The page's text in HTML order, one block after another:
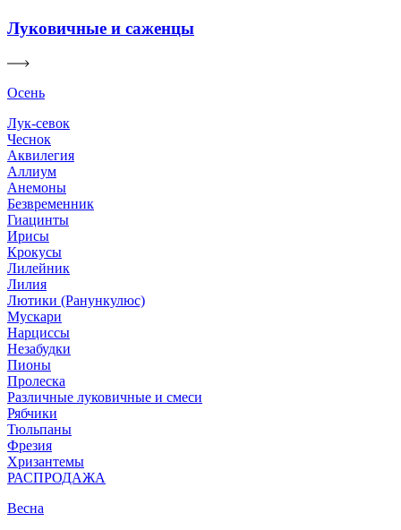
Луковичные и саженцы
Осень
Лук-севок
Чеснок
Аквилегия
Аллиум
Анемоны
Безвременник
Гиацинты
Ирисы
Крокусы
Лилейник
Лилия
Лютики (Ранункулюс)
Мускари
Нарцисcы
Незабудки
Пионы
Пролеска
Различные луковичные и смеси
Рябчики
Тюльпаны
Фрезия
Хризантемы
РАСПРОДАЖА
Весна